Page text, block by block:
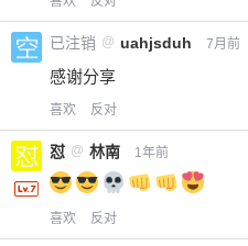
已注销 @ uahjsduh 7月前
感谢分享
喜欢 反对
怼 @ 林南 1年前
喜欢 反对